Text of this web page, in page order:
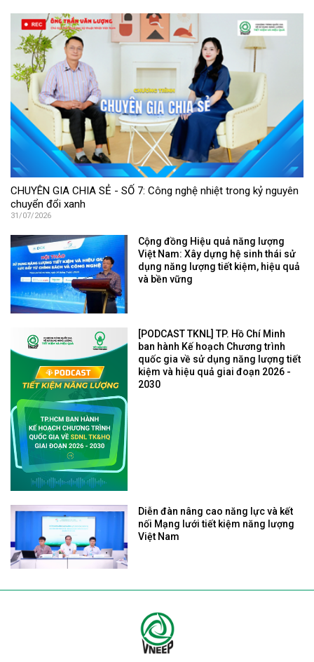
CHUYÊN GIA CHIA SẺ - SỐ 7: Công nghệ nhiệt trong kỷ nguyên
chuyển đổi xanh
31/07/2026
Cộng đồng Hiệu quả năng lượng
Việt Nam: Xây dựng hệ sinh thái sử
dụng năng lượng tiết kiệm, hiệu quả
và bền vững
[PODCAST TKNL] TP. Hồ Chí Minh
ban hành Kế hoạch Chương trình
quốc gia về sử dụng năng lượng tiết
kiệm và hiệu quả giai đoạn 2026 -
2030
Diễn đàn nâng cao năng lực và kết
nối Mạng lưới tiết kiệm năng lượng
Việt Nam